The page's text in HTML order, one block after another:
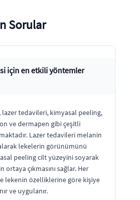
Sorular
için en etkili yöntemler
tedavileri, kimyasal peeling,
ve dermapen gibi çeşitli
Lazer tedavileri melanin
lekelerin görünümünü
peeling cilt yüzeyini soyarak
ortaya çıkmasını sağlar. Her
lekenin özelliklerine göre kişiye
ve uygulanır.